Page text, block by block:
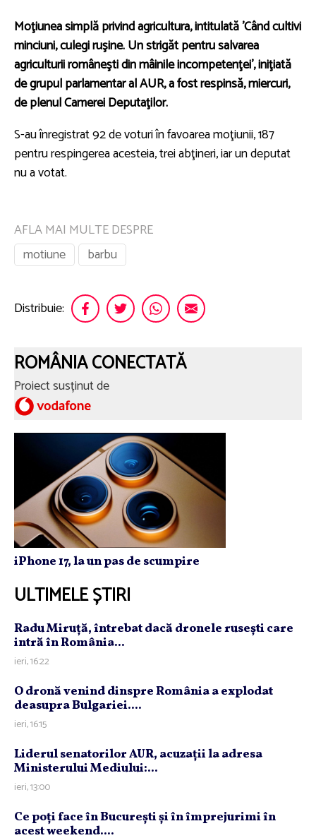
Moţiunea simplă privind agricultura, intitulată 'Când cultivi
minciuni, culegi ruşine. Un strigăt pentru salvarea
agriculturii româneşti din mâinile incompetenţei', iniţiată
de grupul parlamentar al AUR, a fost respinsă, miercuri,
de plenul Camerei Deputaţilor.
S-au înregistrat 92 de voturi în favoarea moţiunii, 187
pentru respingerea acesteia, trei abţineri, iar un deputat
nu a votat.
AFLA MAI MULTE DESPRE
motiune
barbu
Distribuie:
ROMÂNIA CONECTATĂ
Proiect susținut de
iPhone 17, la un pas de scumpire
ULTIMELE ȘTIRI
Radu Miruţă, întrebat dacă dronele ruseşti care
intră în România...
ieri, 16:22
O dronă venind dinspre România a explodat
deasupra Bulgariei....
ieri, 16:15
Liderul senatorilor AUR, acuzaţii la adresa
Ministerului Mediului:...
ieri, 13:00
Ce poţi face în Bucureşti şi în împrejurimi în
acest weekend....